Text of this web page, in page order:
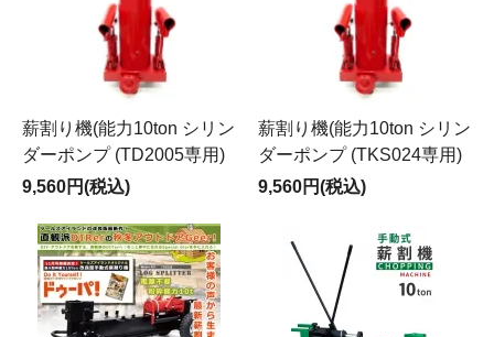
薪割り機(能力10ton シリン
ダーポンプ (TD2005専用)
9,560円(税込)
薪割り機(能力10ton シリン
ダーポンプ (TKS024専用)
9,560円(税込)